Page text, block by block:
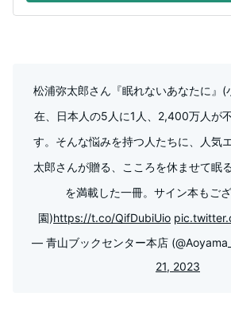
松浦弥太郎さん『眠れないあなたに』(
在、日本人の5人に1人、2,400万人が
す。そんな悩みを持つ人たちに、人気
太郎さんが贈る、こころを休ませて眠
を満載した一冊。サイン本もご
園)https://t.co/QifDubiUio
— 青山ブックセンター本店
21, 2023